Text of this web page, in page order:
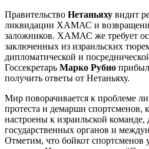
Правительство Нетаньяху видит
ликвидации ХАМАС и
заложников. ХАМАС же требует
заключенных из израильских
дипломатической и
Госсекретарь Марко Рубио
получить ответы от Нетаньяху.
Мир поворачивается к проблеме
протеста и демарши спортсменов,
настроены к израильской команде,
государственных органов и
Отметим, что бойкот спортсменов